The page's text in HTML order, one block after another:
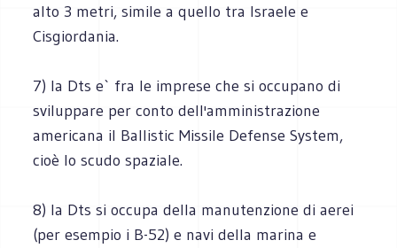
alto 3 metri, simile a quello tra Israele e
Cisgiordania.
7) la Dts e` fra le imprese che si occupano di
sviluppare per conto dell'amministrazione
americana il Ballistic Missile Defense System,
cioè lo scudo spaziale.
8) la Dts si occupa della manutenzione di aerei
(per esempio i B-52) e navi della marina e